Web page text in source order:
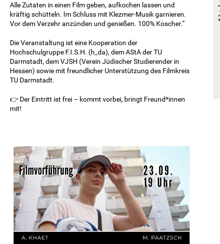
Alle Zutaten in einen Film geben, aufkochen lassen und
kräftig schütteln. Im Schluss mit Klezmer-Musik garnieren.
Vor dem Verzehr anzünden und genießen. 100% Koscher.“
Die Veranstaltung ist eine Kooperation der
Hochschulgruppe F.I.S.H. (h_da), dem AStA der TU
Darmstadt, dem VJSH (Verein Jüdischer Studierender in
Hessen) sowie mit freundlicher Unterstützung des Filmkreis
TU Darmstadt.
👉 Der Eintritt ist frei – kommt vorbei, bringt Freund*innen
mit!